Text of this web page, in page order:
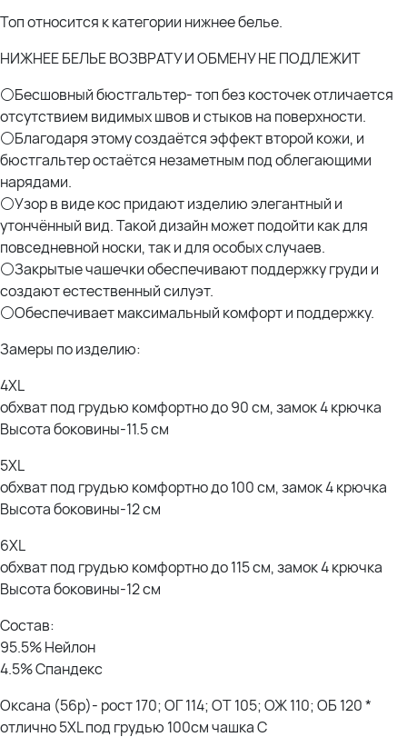
грудью 100см чашка С
На фото модель
Олеся (брюнетка): Рост- 170см; ОГ- 105см; ОТ- 85см; ОБ- 114см- под
грудью 85см чашка F маркировка 4XL село отлично
Топ относится к категории нижнее белье.
НИЖНЕЕ БЕЛЬЕ ВОЗВРАТУ И ОБМЕНУ НЕ ПОДЛЕЖИТ
⚪Бесшовный бюстгальтер- топ без косточек отличается
отсутствием видимых швов и стыков на поверхности.
⚪Благодаря этому создаётся эффект второй кожи, и
бюстгальтер остаётся незаметным под облегающими
нарядами.
⚪Узор в виде кос придают изделию элегантный и
утончённый вид. Такой дизайн может подойти как для
повседневной носки, так и для особых случаев.
⚪Закрытые чашечки обеспечивают поддержку груди и
создают естественный силуэт.
⚪Обеспечивает максимальный комфорт и поддержку.
Замеры по изделию:
4XL
обхват под грудью комфортно до 90 см, замок 4 крючка
Высота боковины-11.5 см
5XL
обхват под грудью комфортно до 100 см, замок 4 крючка
Высота боковины-12 см
6XL
обхват под грудью комфортно до 115 см, замок 4 крючка
Высота боковины-12 см
Состав:
95.5% Нейлон
4.5% Спандекс
Оксана (56р)- рост 170; ОГ 114; ОТ 105; ОЖ 110; ОБ 120 *
отлично 5XL под грудью 100см чашка С